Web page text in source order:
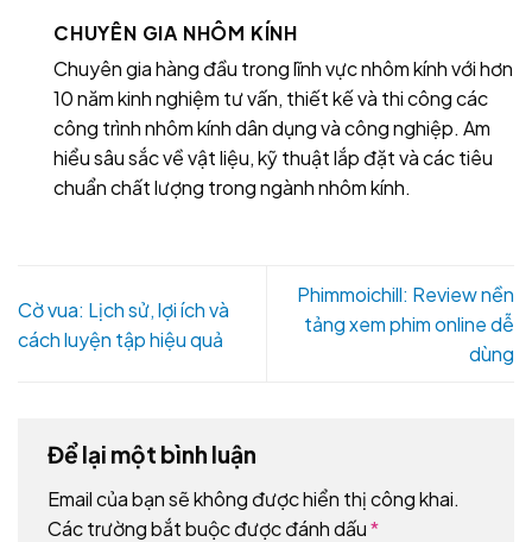
CHUYÊN GIA NHÔM KÍNH
Chuyên gia hàng đầu trong lĩnh vực nhôm kính với hơn
10 năm kinh nghiệm tư vấn, thiết kế và thi công các
công trình nhôm kính dân dụng và công nghiệp. Am
hiểu sâu sắc về vật liệu, kỹ thuật lắp đặt và các tiêu
chuẩn chất lượng trong ngành nhôm kính.
Cờ vua: Lịch sử, lợi ích và
cách luyện tập hiệu quả
Phimmoichill: Review nền
tảng xem phim online dễ
dùng
Để lại một bình luận
Email của bạn sẽ không được hiển thị công khai.
Các trường bắt buộc được đánh dấu*